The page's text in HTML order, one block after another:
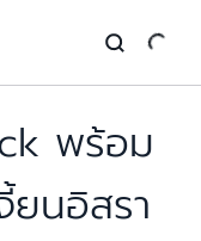
พร้อม
ยนอิสรา